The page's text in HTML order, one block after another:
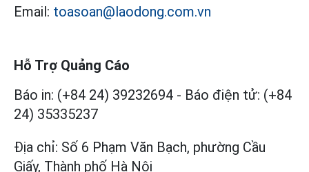
Email: toasoan@laodong.com.vn
Hỗ Trợ Quảng Cáo
Báo in: (+84 24) 39232694 - Báo điện tử: (+84
24) 35335237
Địa chỉ: Số 6 Phạm Văn Bạch, phường Cầu
Giấy, Thành phố Hà Nội